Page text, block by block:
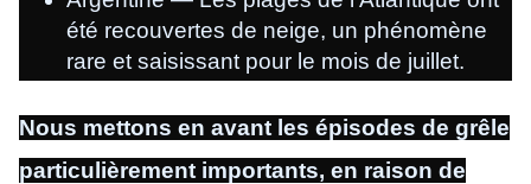
été recouvertes de neige, un phénomène
rare et saisissant pour le mois de juillet.
Nous mettons en avant les épisodes de grêle
particulièrement importants, en raison de